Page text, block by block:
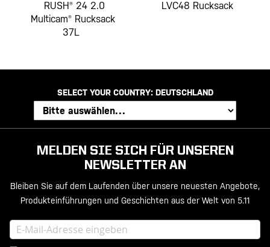
RUSH® 24 2.0
Multicam® Rucksack
37L
LVC48 Rucksack
SELECT YOUR COUNTRY: DEUTSCHLAND
MELDEN SIE SICH FÜR UNSEREN
NEWSLETTER AN
Bleiben Sie auf dem Laufenden über unsere neuesten Angebote,
Produkteinführungen und Geschichten aus der Welt von 5.11